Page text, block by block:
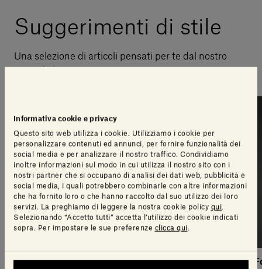
Informativa cookie e privacy
Questo sito web utilizza i cookie. Utilizziamo i cookie per
personalizzare contenuti ed annunci, per fornire funzionalità dei
social media e per analizzare il nostro traffico. Condividiamo
inoltre informazioni sul modo in cui utilizza il nostro sito con i
nostri partner che si occupano di analisi dei dati web, pubblicità e
social media, i quali potrebbero combinarle con altre informazioni
che ha fornito loro o che hanno raccolto dal suo utilizzo dei loro
servizi. La preghiamo di leggere la nostra cookie policy qui.
Selezionando “Accetto tutti” accetta l’utilizzo dei cookie indicati
sopra. Per impostare le sue preferenze clicca qui.
Suggerimenti di stile
Una selezione di articoli pensati per te dal nostro
Fontane Bianche
Fontane Bianche